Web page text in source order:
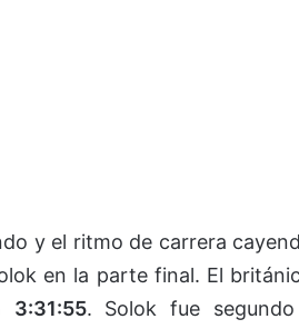
y el ritmo de carrera
en la parte final. El
3:31:55. Solok fue